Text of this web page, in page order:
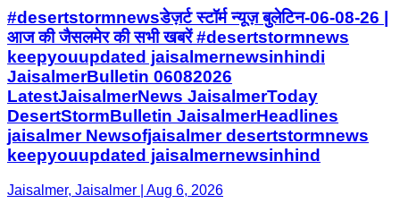
#desertstormnewsडेज़र्ट स्टॉर्म न्यूज़ बुलेटिन-06-08-26 |
आज की जैसलमेर की सभी खबरें #desertstormnews
keepyouupdated jaisalmernewsinhindi
JaisalmerBulletin 06082026
LatestJaisalmerNews JaisalmerToday
DesertStormBulletin JaisalmerHeadlines
jaisalmer Newsofjaisalmer desertstormnews
keepyouupdated jaisalmernewsinhind
Jaisalmer, Jaisalmer | Aug 6, 2026